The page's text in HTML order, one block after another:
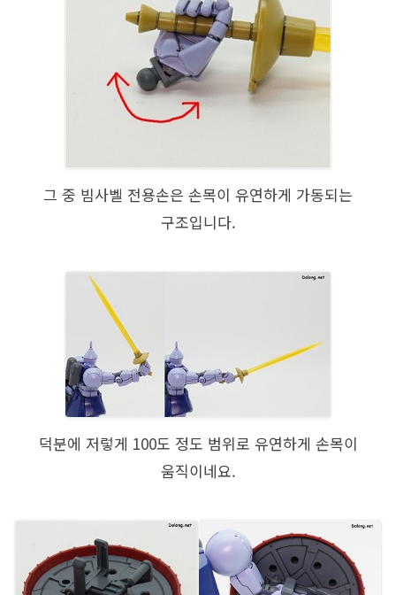
그 중 빔사벨 전용손은 손목이 유연하게 가동되는
구조입니다.
덕분에 저렇게 100도 정도 범위로 유연하게 손목이
움직이네요.